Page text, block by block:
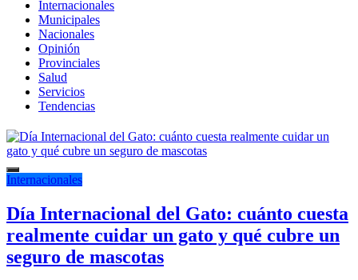
Internacionales
Municipales
Nacionales
Opinión
Provinciales
Salud
Servicios
Tendencias
Internacionales
Día Internacional del Gato: cuánto cuesta
realmente cuidar un gato y qué cubre un
seguro de mascotas